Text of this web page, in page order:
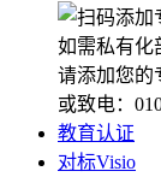
如需私有化
请添加您的
或致电：
教育认证
对标Visio